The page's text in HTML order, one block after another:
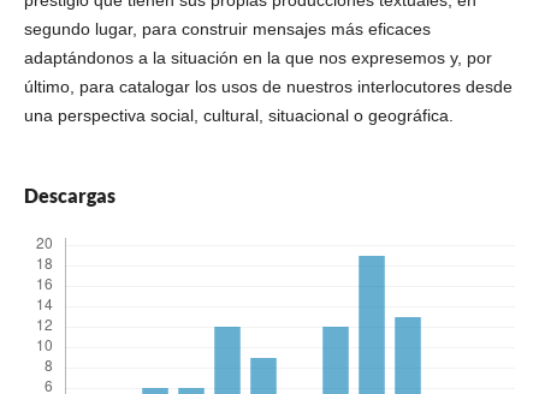
segundo lugar, para construir mensajes más eficaces
adaptándonos a la situación en la que nos expresemos y, por
último, para catalogar los usos de nuestros interlocutores desde
una perspectiva social, cultural, situacional o geográfica.
Descargas